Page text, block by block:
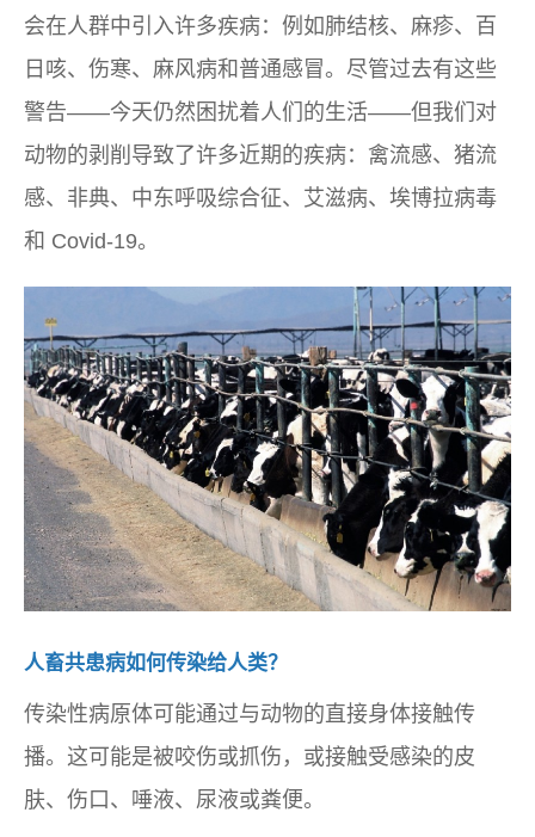
会在人群中引入许多疾病：例如肺结核、麻疹、百
日咳、伤寒、麻风病和普通感冒。尽管过去有这些
警告——今天仍然困扰着人们的生活——但我们对
动物的剥削导致了许多近期的疾病：禽流感、猪流
感、非典、中东呼吸综合征、艾滋病、埃博拉病毒
和 Covid-19。
人畜共患病如何传染给人类？
传染性病原体可能通过与动物的直接身体接触传
播。这可能是被咬伤或抓伤，或接触受感染的皮
肤、伤口、唾液、尿液或粪便。